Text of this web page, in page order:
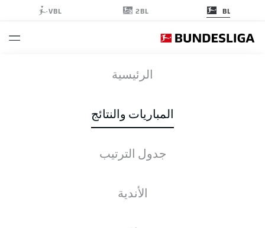
BL
2BL
VBL
الرئيسية
المباريات والنتائج
جدول الترتيب
الأندية
الأخبار التشكيلات الإحصائيات